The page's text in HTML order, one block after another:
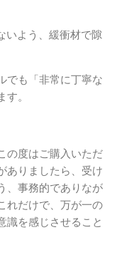
いよう、緩衝材で隙
でも「非常に丁寧な
。
の度はご購入いただ
ありましたら、受け
、事務的でありなが
れだけで、万が一の
識を感じさせること